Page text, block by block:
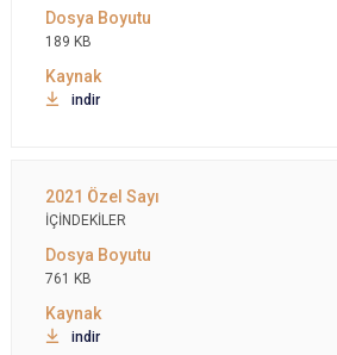
189 KB
indir
İÇİNDEKİLER
761 KB
indir